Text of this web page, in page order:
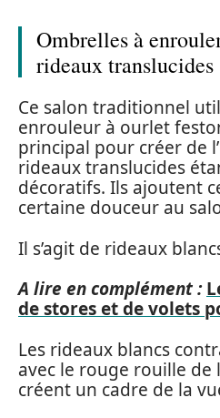
Ombrelles à
rideaux translucides
Ce salon traditionnel
enrouleur à ourlet
principal pour créer de
rideaux translucides
décoratifs. Ils ajoutent
certaine douceur au
Il s’agit de rideaux
A lire en complément :
de stores et de volets
Les rideaux blancs
avec le rouge rouille
créent un cadre de la